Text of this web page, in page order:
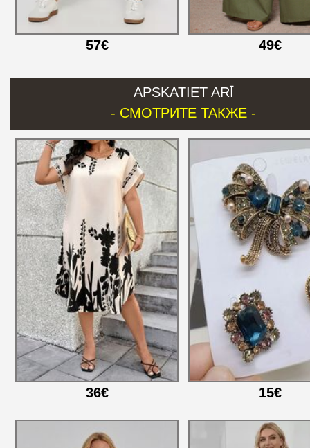
57€ 49€
APSKATIET ARĪ
- СМОТРИТЕ ТАКЖЕ -
36€ 15€